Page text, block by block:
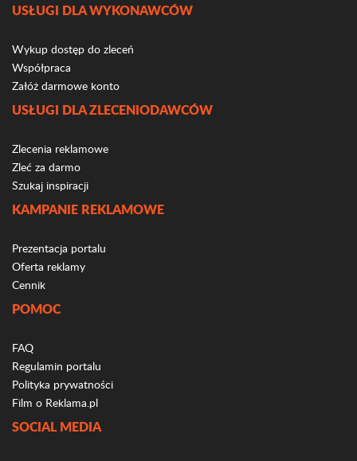
USŁUGI DLA WYKONAWCÓW
Wykup dostęp do zleceń
Współpraca
Załóż darmowe konto
USŁUGI DLA ZLECENIODAWCÓW
Zlecenia reklamowe
Zleć za darmo
Szukaj inspiracji
KAMPANIE REKLAMOWE
Prezentacja portalu
Oferta reklamy
Cennik
POMOC
FAQ
Regulamin portalu
Polityka prywatności
Film o Reklama.pl
SOCIAL MEDIA